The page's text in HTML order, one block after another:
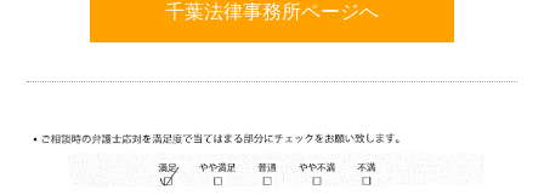
千葉法律事務所ページへ